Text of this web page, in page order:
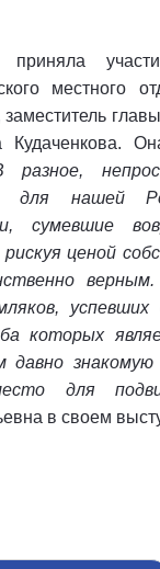
местного
Кудаченкова.
разное,
для нашей
сумевшие
ценой
успевших
которых
давно знакомую
для
в своем